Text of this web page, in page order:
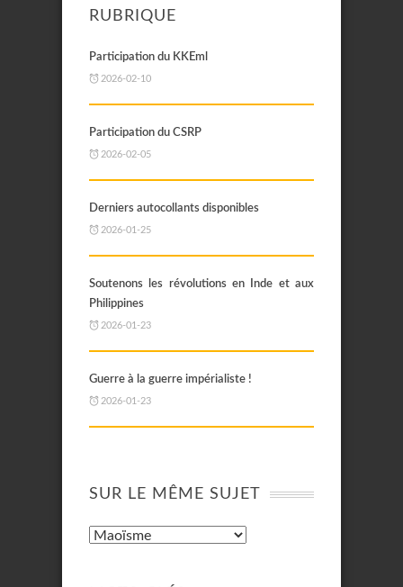
RUBRIQUE
Participation du KKEml
2026-02-10
Participation du CSRP
2026-02-05
Derniers autocollants disponibles
2026-01-25
Soutenons les révolutions en Inde et aux
Philippines
2026-01-23
Guerre à la guerre impérialiste !
2026-01-23
SUR LE MÊME SUJET